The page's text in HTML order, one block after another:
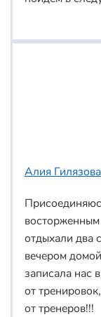
Алия Гилязова
отдыхали два
вечером
записала нас
от
от тренеров!!!